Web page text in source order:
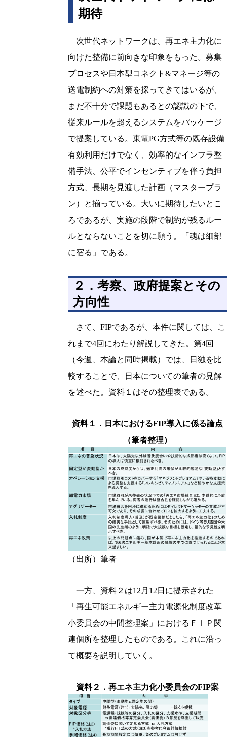
期待
次世代ネットワークは、再エネ主力化に
向けた整備に前向きな印象をもった。募集
プロセスや日本型コネクト&マネージ等の
送電制約への対策を採ってきてはいるが、
まだ不十分で課題もあるとの認識の下で、
従来ルールを超えるシステムをパッケージ
で提案している。東電PG方式等の既存設備
有効利用だけでなく、効率的なインフラ整
備手法、公平でインセンティブを伴う負担
方式、長期を見渡した計画（マスタープラ
ン）と揃っている。大いに期待したいとこ
ろであるが、実施の段階で制約が残るルー
ルとならないことを切に願う。「魂は細部
に宿る」である。
２．考察、政府提案とその
方向性
さて、FIPであるが、本件に関しては、こ
れまで4回にわたり解説してきた。第4回
（今週、本論と同時掲載）では、日独を比
較することで、日本についての筆者の見解
を述べた。資料１はその整理表である。
資料１．日本におけるFIP導入に係る論点
（筆者整理）
（出所）筆者
一方、資料２は12月12日に提示された
「再生可能エネルギー主力電源化制度改革
小委員会の中間整理案」におけるＦＩＰ関
連個所を整理したものである。これに沿っ
て概要を説明していく。
資料２．再エネ主力化小委員会のFIP案